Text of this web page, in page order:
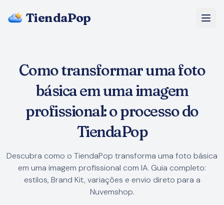
TiendaPop
Perguntas Frequentes
Começar grátis
Como transformar uma foto
básica em uma imagem
profissional: o processo do
TiendaPop
Descubra como o TiendaPop transforma uma foto básica
em uma imagem profissional com IA. Guia completo:
estilos, Brand Kit, variações e envio direto para a
Nuvemshop.